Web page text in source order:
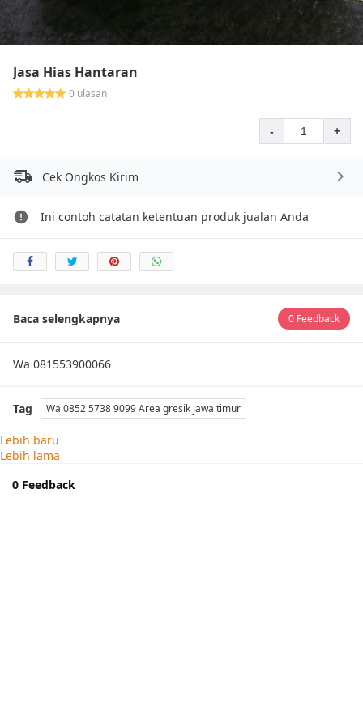
Jasa Hias Hantaran
0 ulasan
- +
Cek Ongkos Kirim
Ini contoh catatan ketentuan produk jualan Anda
Baca selengkapnya 0 Feedback
Wa 081553900066
Tag Wa 0852 5738 9099 Area gresik jawa timur
Lebih baru
Lebih lama
0 Feedback